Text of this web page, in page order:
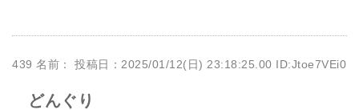
439 名前： 投稿日：2025/01/12(日) 23:18:25.00 ID:Jtoe7VEi0
どんぐり